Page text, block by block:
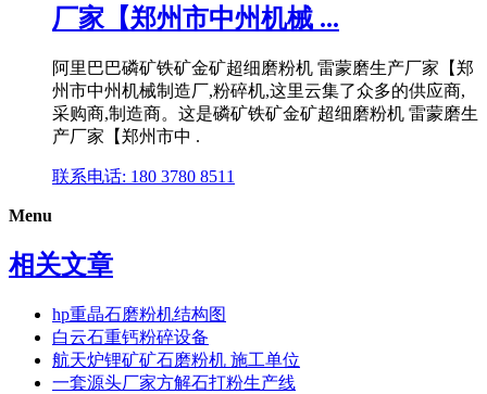
厂家【郑州市中州机械 ...
阿里巴巴磷矿铁矿金矿超细磨粉机 雷蒙磨生产厂家【郑
州市中州机械制造厂,粉碎机,这里云集了众多的供应商,
采购商,制造商。这是磷矿铁矿金矿超细磨粉机 雷蒙磨生
产厂家【郑州市中 .
联系电话: 180 3780 8511
Menu
相关文章
hp重晶石磨粉机结构图
白云石重钙粉碎设备
航天炉锂矿矿石磨粉机 施工单位
一套源头厂家方解石打粉生产线